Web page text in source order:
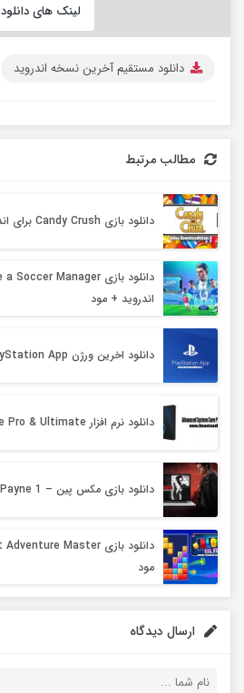
لینک های دانلود
دانلود مستقیم آخرین نسخه اندروید
مطالب مرتبط
دانلود بازی Candy Crush برای اندروید و ایفون + مود
اندروید + مود
دانلود اخرین ورژن PlayStation App برای اندروید و ایفون
دانلود نرم افزار Advanced System Care Pro & Ultimate
دانلود بازی مکس پین – Max Payne 1 برای کامپیوتر
مود
ارسال دیدگاه